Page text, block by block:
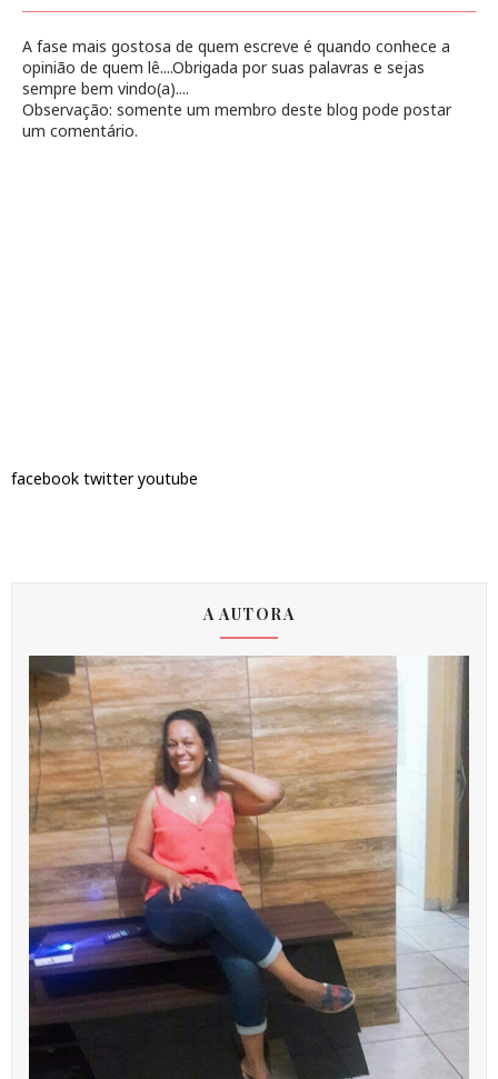
A fase mais gostosa de quem escreve é quando conhece a
opinião de quem lê....Obrigada por suas palavras e sejas
sempre bem vindo(a)....
Observação: somente um membro deste blog pode postar
um comentário.
facebook twitter youtube
A AUTORA